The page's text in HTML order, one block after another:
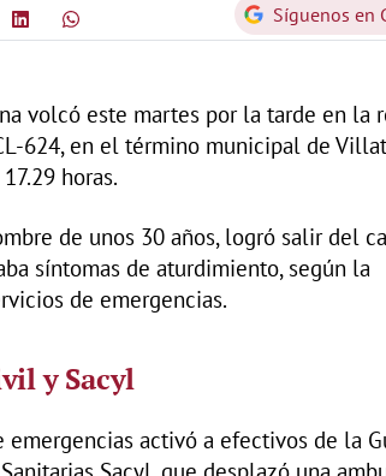
Síguenos en
volcó este martes por la tarde en la
624, en el término municipal de
horas.
de unos 30 años, logró salir del
síntomas de aturdimiento, según la
de emergencias.
y Sacyl
activó a efectivos de la